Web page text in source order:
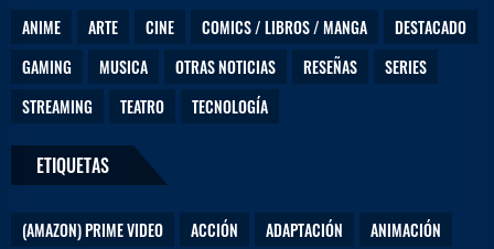
ANIME ARTE CINE COMICS / LIBROS / MANGA
DESTACADO
GAMING
MUSICA OTRAS NOTICIAS RESEÑAS
SERIES
STREAMING
TEATRO TECNOLOGÍA
ETIQUETAS
(AMAZON) PRIME VIDEO ACCIÓN ADAPTACIÓN
ANIMACIÓN